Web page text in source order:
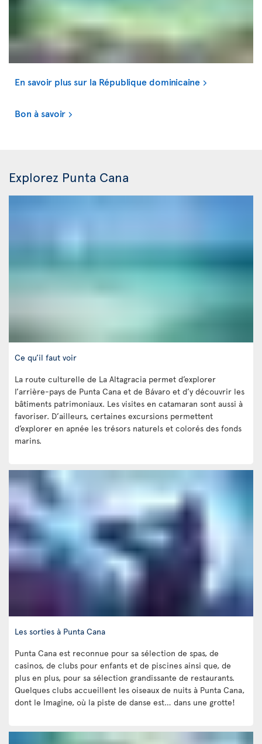
En savoir plus sur la République dominicaine
Bon à savoir
Explorez Punta Cana
Ce qu’il faut voir
La route culturelle de La Altagracia permet d’explorer
l’arrière-pays de Punta Cana et de Bávaro et d’y découvrir les
bâtiments patrimoniaux. Les visites en catamaran sont aussi à
favoriser. D’ailleurs, certaines excursions permettent
d’explorer en apnée les trésors naturels et colorés des fonds
marins.
Les sorties à Punta Cana
Punta Cana est reconnue pour sa sélection de spas, de
casinos, de clubs pour enfants et de piscines ainsi que, de
plus en plus, pour sa sélection grandissante de restaurants.
Quelques clubs accueillent les oiseaux de nuits à Punta Cana,
dont le Imagine, où la piste de danse est… dans une grotte!